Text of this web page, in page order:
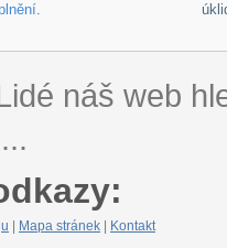
.
náš web
Mapa stránek Kontakt